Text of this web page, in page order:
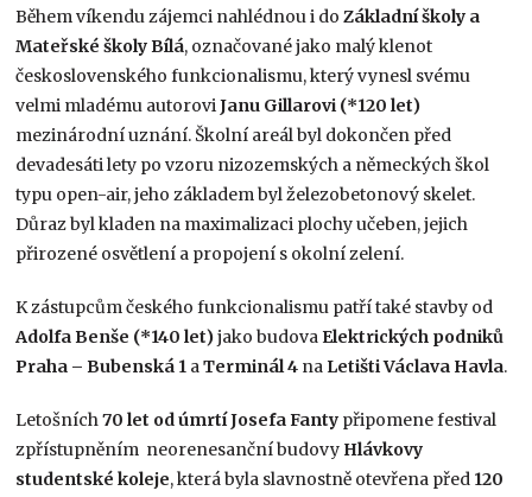
Během víkendu zájemci nahlédnou i doZákladní školy a
Mateřské školy Bílá, označované jako malý klenot
československého funkcionalismu, který vynesl svému
velmi mladému autoroviJanu Gillarovi (*120 let)
mezinárodní uznání. Školní areál byl dokončen před
devadesáti lety po vzoru nizozemských a německých škol
typu open-air, jeho základem byl železobetonový skelet.
Důraz byl kladen na maximalizaci plochy učeben, jejich
přirozené osvětlení a propojení s okolní zelení.
K zástupcům českého funkcionalismu patří také stavby od
Adolfa Benše (*140 let)jako budova Elektrických podniků
Praha – Bubenská 1 aTerminál 4 na Letišti Václava Havla.
Letošních70 let od úmrtí Josefa Fanty připomene festival
zpřístupněním neorenesanční budovy Hlávkovy
studentské koleje, která byla slavnostně otevřena před 120